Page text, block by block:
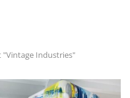
"Vintage Industries"